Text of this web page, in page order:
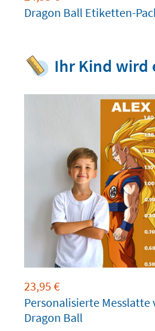
Dragon Ball Etiketten-
Ihr Kind wird
23,95 €
Personalisierte Messlatte
Dragon Ball